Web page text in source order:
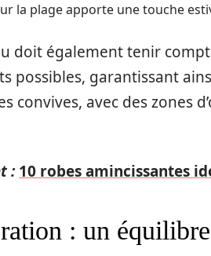
la plage apporte une touche
doit également tenir
possibles, garantissant
convives, avec des zones
: 10 robes amincissantes
: un